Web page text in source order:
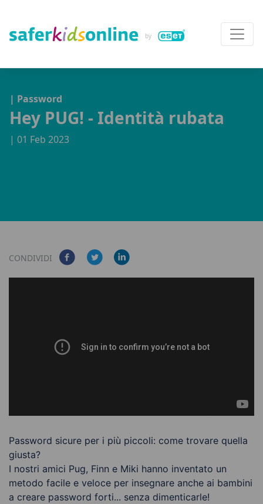
| Password
Hey PUG! - Identità rubata
| 01 Feb 2023
CONDIVIDI
Password sicure per i più piccoli: come trovare quella
giusta?
I nostri amici Pug, Finn e Miki hanno inventato un
metodo facile e veloce per insegnare anche ai bambini
a creare password forti... senza dimenticarle!